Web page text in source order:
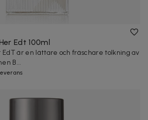
Edt 100ml
EdT är en lättare och fräschare tolkning av
B...